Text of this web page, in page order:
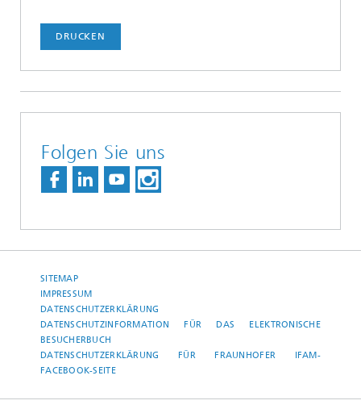
DRUCKEN
Folgen Sie uns
SITEMAP
IMPRESSUM
DATENSCHUTZERKLÄRUNG
DATENSCHUTZINFORMATION FÜR DAS ELEKTRONISCHE
BESUCHERBUCH
DATENSCHUTZERKLÄRUNG FÜR FRAUNHOFER IFAM-
FACEBOOK-SEITE